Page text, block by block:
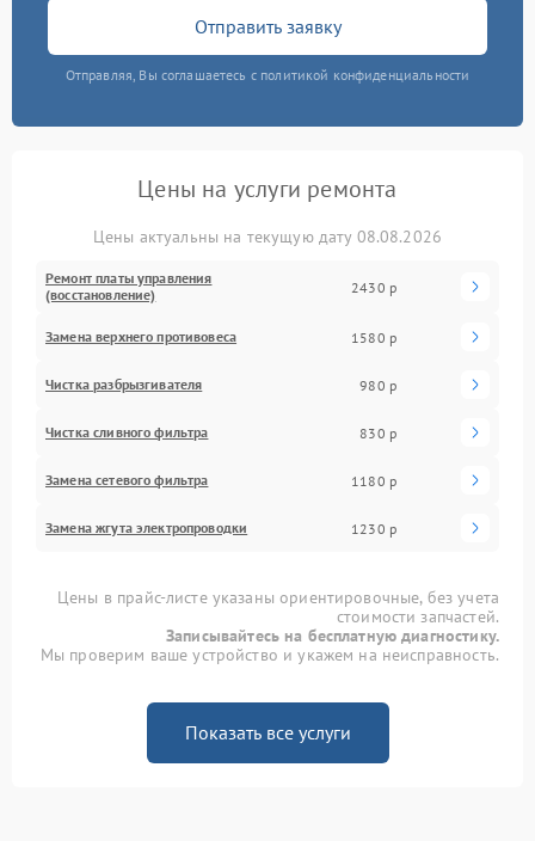
Отправить заявку
Отправляя, Вы соглашаетесь с политикой конфиденциальности
Цены на услуги ремонта
Цены актуальны на текущую дату 08.08.2026
Ремонт платы управления
(восстановление)
2430 р
Замена верхнего противовеса 1580 р
Чистка разбрызгивателя 980 р
Чистка сливного фильтра 830 р
Замена сетевого фильтра 1180 р
Замена жгута электропроводки 1230 р
Цены в прайс-листе указаны ориентировочные, без учета
стоимости запчастей.
Записывайтесь на бесплатную диагностику.
Мы проверим ваше устройство и укажем на неисправность.
Показать все услуги